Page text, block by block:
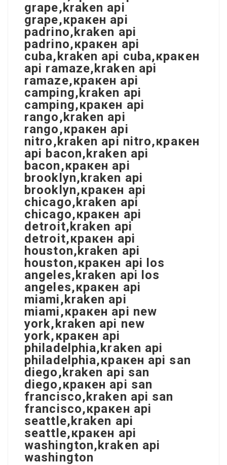
grape,kraken api
grape,кракен api
padrino,kraken api
padrino,кракен api
cuba,kraken api cuba,кракен
api ramaze,kraken api
ramaze,кракен api
camping,kraken api
camping,кракен api
rango,kraken api
rango,кракен api
nitro,kraken api nitro,кракен
api bacon,kraken api
bacon,кракен api
brooklyn,kraken api
brooklyn,кракен api
chicago,kraken api
chicago,кракен api
detroit,kraken api
detroit,кракен api
houston,kraken api
houston,кракен api los
angeles,kraken api los
angeles,кракен api
miami,kraken api
miami,кракен api new
york,kraken api new
york,кракен api
philadelphia,kraken api
philadelphia,кракен api san
diego,kraken api san
diego,кракен api san
francisco,kraken api san
francisco,кракен api
seattle,kraken api
seattle,кракен api
washington,kraken api
washington